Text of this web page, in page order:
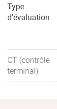
Type
d'évaluation
CT (contrôle
terminal)